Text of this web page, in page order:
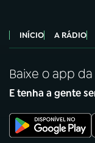
INÍCIO A RÁDIO
Baixe o app
E tenha a gente